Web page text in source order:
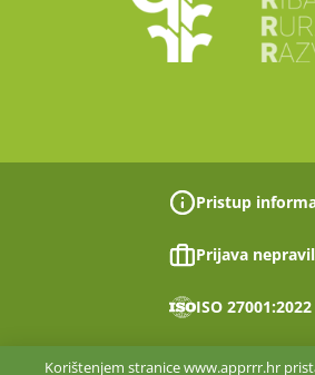
Pristup
Prijava
ISO 27001:2022
Korištenjem stranice www.apprrr.hr